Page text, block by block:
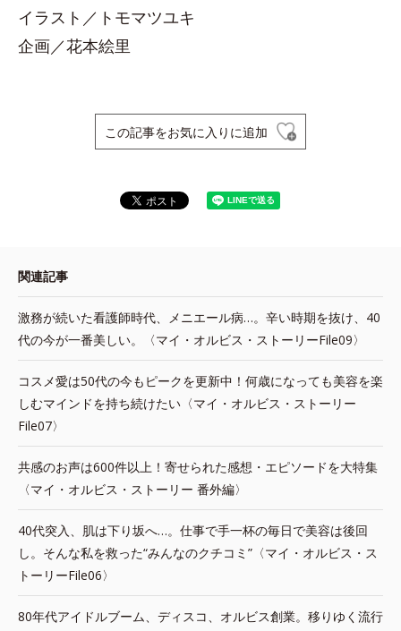
イラスト／トモマツユキ
企画／花本絵里
この記事をお気に入りに追加
関連記事
激務が続いた看護師時代、メニエール病…。辛い時期を抜け、40
代の今が一番美しい。〈マイ・オルビス・ストーリーFile09〉
コスメ愛は50代の今もピークを更新中！何歳になっても美容を楽
しむマインドを持ち続けたい〈マイ・オルビス・ストーリー
File07〉
共感のお声は600件以上！寄せられた感想・エピソードを大特集
〈マイ・オルビス・ストーリー 番外編〉
40代突入、肌は下り坂へ…。仕事で手一杯の毎日で美容は後回
し。そんな私を救った“みんなのクチコミ”〈マイ・オルビス・ス
トーリーFile06〉
80年代アイドルブーム、ディスコ、オルビス創業。移りゆく流行